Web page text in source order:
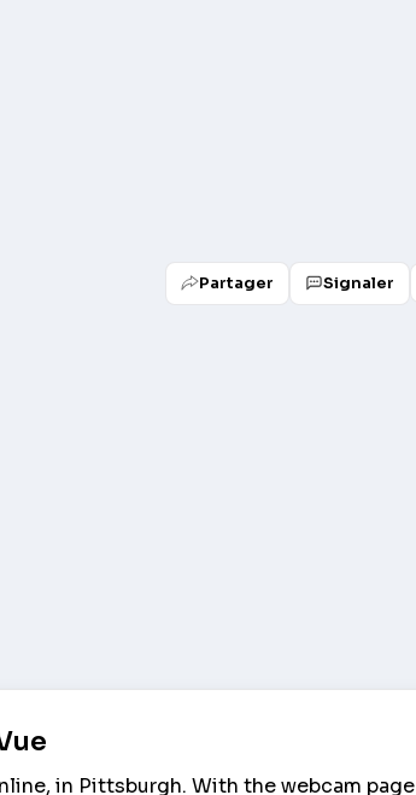
Partager Signaler
in Pittsburgh. With the webcam page